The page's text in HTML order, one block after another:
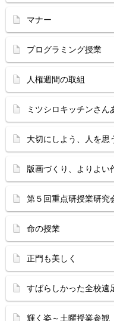
マナー
プログラミング授業
人権週間の取組
ミツシロキッチンさん
大切にしよう、人を思
版画づくり、よりよい
第５回重点研授業研究
命の授業
正門も美しく
すばらしかった全校遠
輝く姿～土曜授業参観